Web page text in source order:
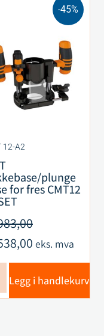
-45%
12-A2
plunge
for fres CMT12
eks. mva
Legg i handlekurv